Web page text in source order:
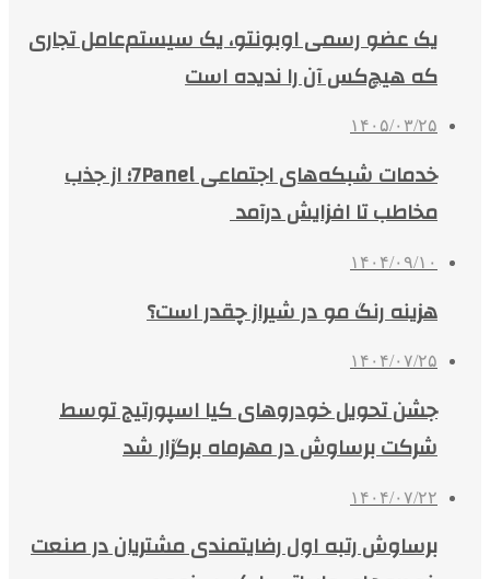
یک عضو رسمی اوبونتو، یک سیستم‌عامل تجاری
که هیچ‌کس آن را ندیده است
۱۴۰۵/۰۳/۲۵
خدمات شبکه‌های اجتماعی 7Panel؛ از جذب
مخاطب تا افزایش درآمد
۱۴۰۴/۰۹/۱۰
هزینه رنگ مو در شیراز چقدر است؟
۱۴۰۴/۰۷/۲۵
جشن تحویل خودروهای کیا اسپورتیج توسط
شرکت برساوش در مهرماه برگزار شد
۱۴۰۴/۰۷/۲۲
برساوش رتبه اول رضایتمندی مشتریان در صنعت